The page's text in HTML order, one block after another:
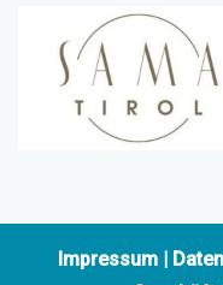
Impressum|